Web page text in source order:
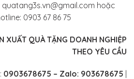
hoặc
0903 67 86 75
XUẤT QUÀ TẶNG DOANH NGHIỆP
THEO YÊU CẦU
0903678675 – Zalo: 903678675 |